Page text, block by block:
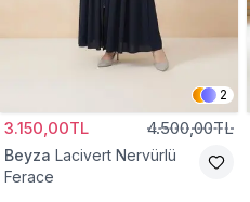
2
3.150,00TL 4.500,00TL
Beyza Lacivert Nervürlü
Ferace